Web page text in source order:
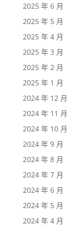
2025 年 6 月
2025 年 5 月
2025 年 4 月
2025 年 3 月
2025 年 2 月
2025 年 1 月
2024 年 12 月
2024 年 11 月
2024 年 10 月
2024 年 9 月
2024 年 8 月
2024 年 7 月
2024 年 6 月
2024 年 5 月
2024 年 4 月